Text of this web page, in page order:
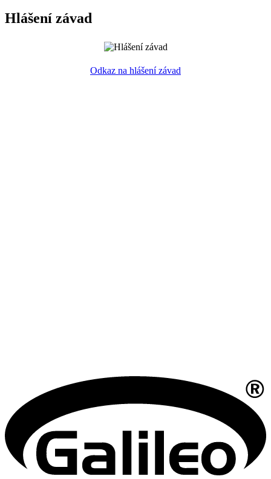
Hlášení závad
Odkaz na hlášení závad